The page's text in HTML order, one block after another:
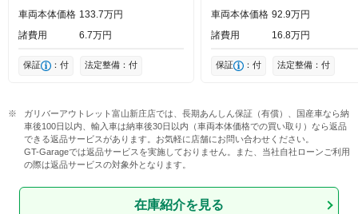
車両本体価格 133 7万円
諸費用
6 7万円
保証 ：付 法定整備：付
車両本体価格 92 9万円
諸費用
16 8万円
保証 ：付 法定整備：付
ガリバーアウトレット富山新庄店では、長期あんしん保証（有償）、国産車なら納
車後100日以内、輸入車は納車後30日以内（車両本体価格での買い取り）なら返品
できる返品サービスがあります。お気軽に店舗にお問い合わせください。
GT-Garageでは返品サービスを実施しておりません。また、当社自社ローンご利用
の際は返品サービスの対象外となります。
在庫紹介を見る